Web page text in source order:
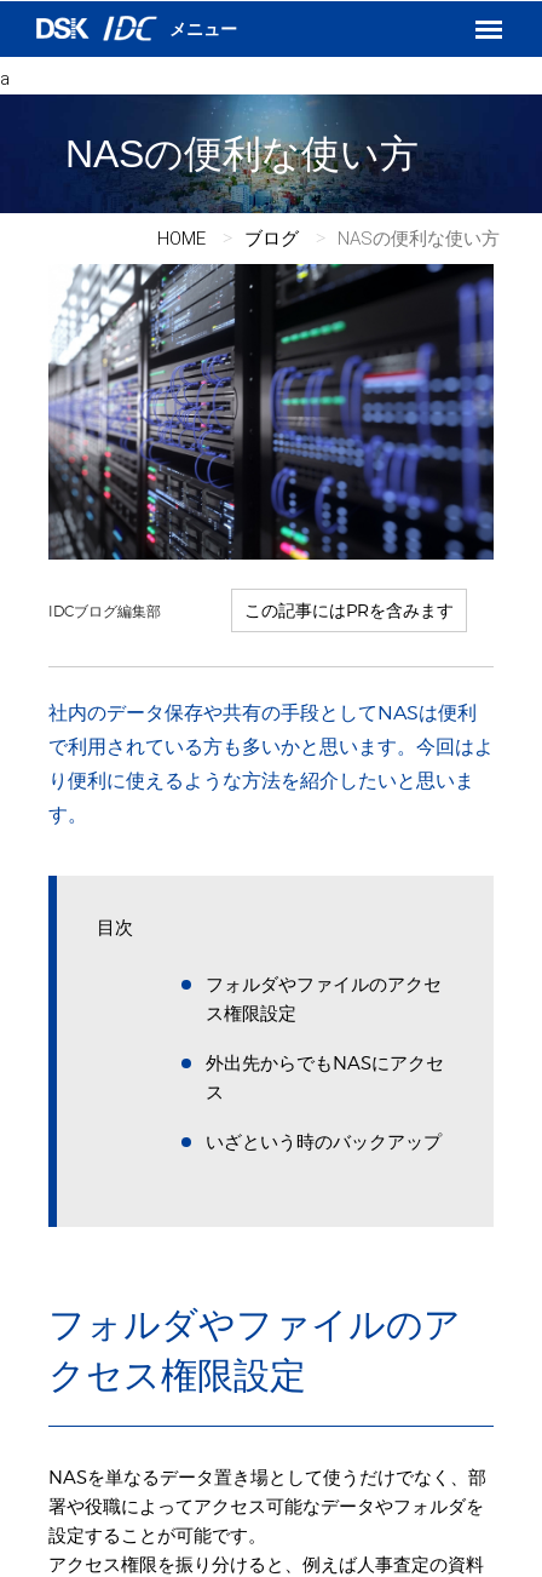
インターネットVPN
運用保守サービス
DSKあんしんネット
a
NASの便利な使い方
HOME ブログ NASの便利な使い方
IDCブログ編集部
社内のデータ保存や共有の手段としてNASは便利
で利用されている方も多いかと思います。今回はよ
り便利に使えるような方法を紹介したいと思いま
す。
目次
フォルダやファイルのアクセ
ス権限設定
外出先からでもNASにアクセ
ス
いざという時のバックアップ
フォルダやファイルのア
クセス権限設定
NASを単なるデータ置き場として使うだけでなく、部
署や役職によってアクセス可能なデータやフォルダを
設定することが可能です。
アクセス権限を振り分けると、例えば人事査定の資料